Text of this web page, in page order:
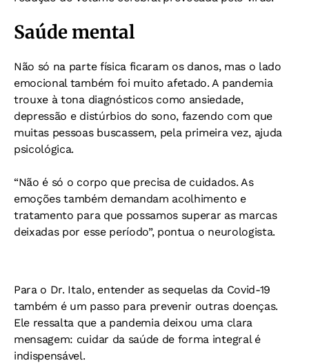
Saúde mental
Não só na parte física ficaram os danos, mas o lado
emocional também foi muito afetado. A pandemia
trouxe à tona diagnósticos como ansiedade,
depressão e distúrbios do sono, fazendo com que
muitas pessoas buscassem, pela primeira vez, ajuda
psicológica.
“Não é só o corpo que precisa de cuidados. As
emoções também demandam acolhimento e
tratamento para que possamos superar as marcas
deixadas por esse período”, pontua o neurologista.
Para o Dr. Italo, entender as sequelas da Covid-19
também é um passo para prevenir outras doenças.
Ele ressalta que a pandemia deixou uma clara
mensagem: cuidar da saúde de forma integral é
indispensável.